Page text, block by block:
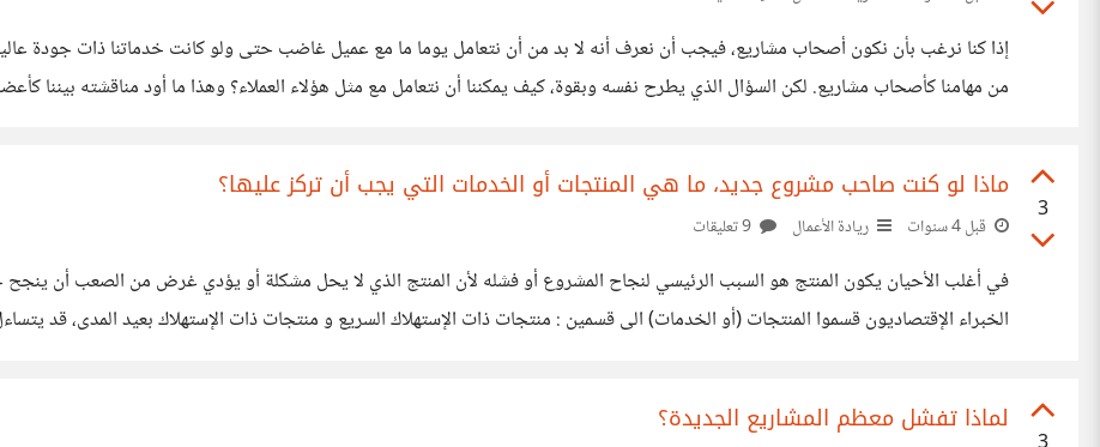
إذا كنا نرغب بأن نكون أصحاب مشاريع، فيجب أن نعرف أنه لا بد من أن نتعامل يوما ما مع عميل غاضب حتى ولو كانت خدماتنا ذات جودة
من مهامنا كأصحاب مشاريع. لكن السؤال الذي يطرح نفسه وبقوة، كيف يمكننا أن نتعامل مع مثل هؤلاء العملاء؟ وهذا ما أود مناقشته بيننا
3
ماذا لو كنت صاحب مشروع جديد، ما هي المنتجات أو الخدمات التي يجب أن تركز عليها؟
قبل 4 سنوات ريادة الأعمال
في أغلب الأحيان يكون المنتج هو السبب الرئيسي لنجاح المشروع أو فشله لأن المنتج الذي لا يحل مشكلة أو يؤدي غرض من الصعب أن ينجح
لماذا تفشل معظم المشاريع الجديدة؟